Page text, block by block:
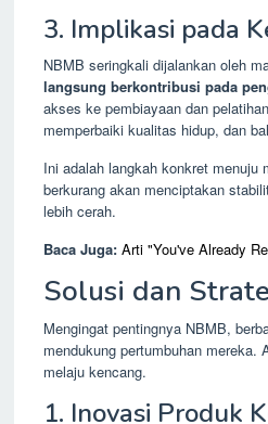
3. Implikasi pada
NBMB seringkali dijalankan oleh
langsung berkontribusi pada
akses ke pembiayaan dan
memperbaiki kualitas hidup, dan
Ini adalah langkah konkret
berkurang akan menciptakan
lebih cerah.
Baca Juga: Arti "You've Already
Solusi dan
Mengingat pentingnya NBMB,
mendukung pertumbuhan mereka.
melaju kencang.
1. Inovasi Produk